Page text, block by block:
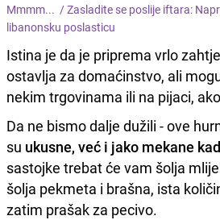
Mmmm... /Zasladite se poslije iftara:
libanonsku poslasticu
Istina je da je priprema vrlo
ostavlja za domaćinstvo, ali
nekim trgovinama ili na pijaci,
Da ne bismo dalje dužili - ove
su ukusne, već i jako mekane
sastojke trebat će vam šolja
šolja pekmeta i brašna, ista
zatim prašak za pecivo.